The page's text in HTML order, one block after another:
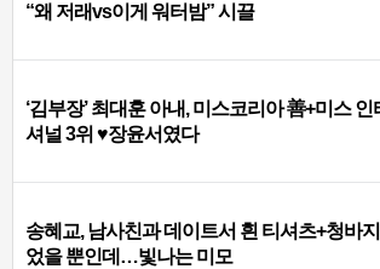
“왜 저래vs이게 워터밤” 시끌
‘김부장’ 최대훈 아내, 미스코리아 善+미스 인
셔널 3위 ♥장윤서였다
송혜교, 남사친과 데이트서 흰 티셔츠+청바
었을 뿐인데…빛나는 미모